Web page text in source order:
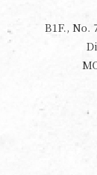
B1F., No.